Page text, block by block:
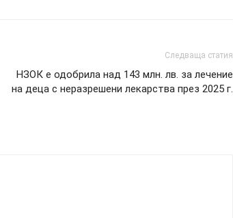
Следваща статия
НЗОК е одобрила над 143 млн. лв. за лечение
на деца с неразрешени лекарства през 2025 г.